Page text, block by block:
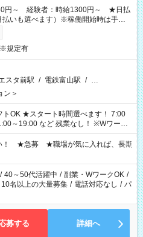
円～ 経験者：時給1300円～ ★日払
いも選べます）※稼働開始時は手続き
ます。
規定有
スタ前駅 / 電鉄富山駅 / …
ン＞
ます！ 7:00
など 残業なし！ ※Wワーク
せ週40時間超の就業はご案内できま
時間以上勤務は社会保険への加入対
法（日雇い派遣の原則禁止）によ
はご案内が難しい場合があります
！ ★急募 ★職場が気に入れば、長期
/ 40～50代活躍中 / 副業・WワークOK /
10名以上の大量募集 / 電話対応なし / パ
募する 詳細へ